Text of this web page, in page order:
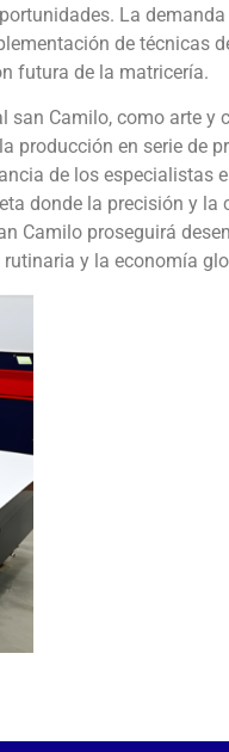
La
de técnicas
futura de la matricería.
Camilo, como arte y
producción en serie de
de los especialistas
donde la precisión y
Camilo proseguirá
y la economía